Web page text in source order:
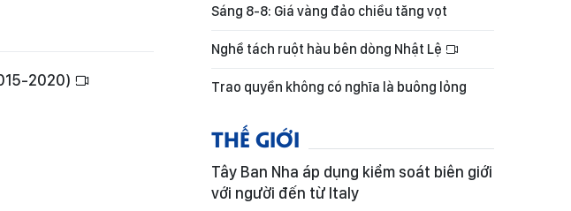
2020)
Sáng 8-8: Giá vàng đảo chiều tăng vọt
Nghề tách ruột hàu bên dòng Nhật Lệ
Trao quyền không có nghĩa là buông lỏng
THẾ GIỚI
Tây Ban Nha áp dụng kiểm soát biên giới
với người đến từ Italy